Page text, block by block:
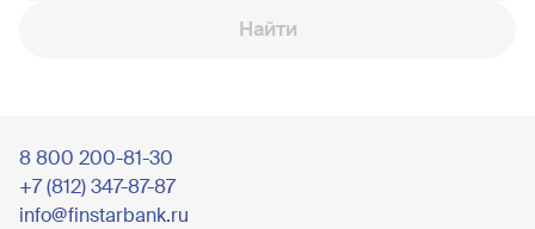
Найти
8 800 200-81-30
+7 (812) 347-87-87
info@finstarbank.ru